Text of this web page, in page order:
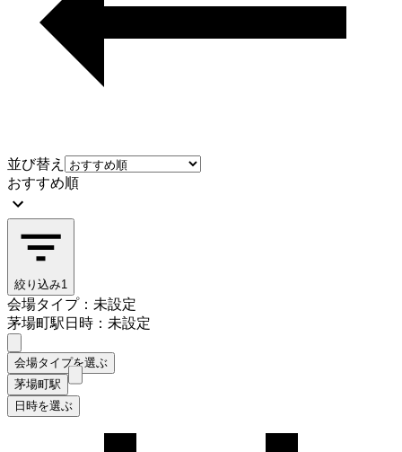
並び替え
おすすめ順
絞り込み1
会場タイプ：未設定
茅場町駅日時：未設定
会場タイプを選ぶ
茅場町駅
日時を選ぶ